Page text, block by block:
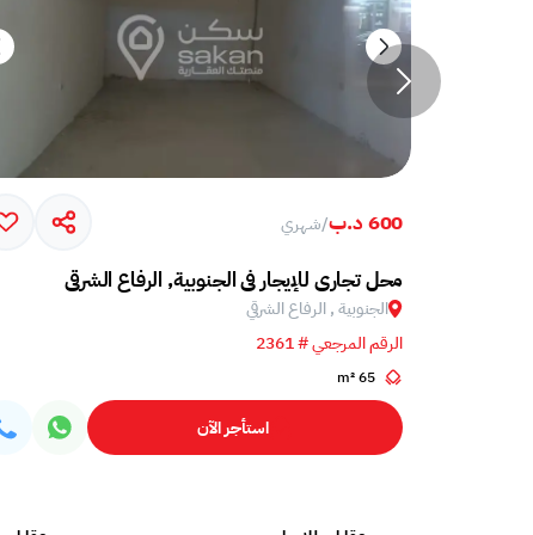
600 د.ب /شهري
محل تجاري للإيجار في الجنوبية, الرفاع الشرقي
الجنوبية , الرفاع الشرقي
الرقم المرجعي # 2361
65 m²
استأجر الآن